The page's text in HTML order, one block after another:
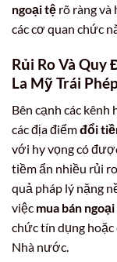
ngoại tệ rõ ràng
các cơ quan chức
Rủi Ro Và
La Mỹ Trái
Bên cạnh các
các địa điểmđổi
với hy vọng có
tiềm ẩn nhiều rủi
quả pháp lý nặng
việc mua bán
chức tín dụng
Nhà nước.